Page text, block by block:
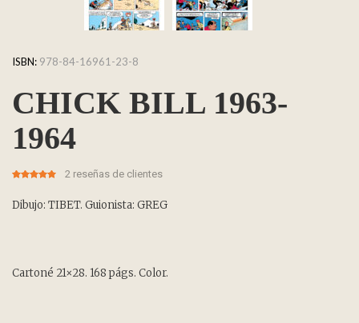
ISBN: 978-84-16961-23-8
CHICK BILL 1963-
1964
customer
ratings
2 reseñas de clientes
Dibujo: TIBET. Guionista: GREG
Cartoné 21×28. 168 págs. Color.